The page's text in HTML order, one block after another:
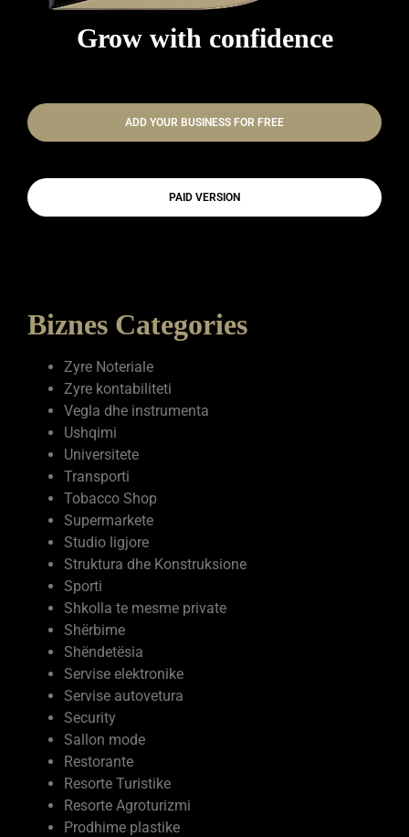
Grow with confidence
PAID VERSION
Zyre kontabiliteti
Vegla dhe instrumenta
Ushqimi
Universitete
Transporti
Tobacco Shop
Supermarkete
Studio ligjore
Struktura dhe Konstruksione
Sporti
Shkolla te mesme private
Shërbime
Shëndetësia
Servise elektronike
Servise autovetura
Security
Sallon mode
Restorante
Resorte Turistike
Resorte Agroturizmi
Prodhime plastike
Prodhime industriale